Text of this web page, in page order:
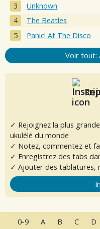
Unknown
The Beatles
Panic! At The Disco
Voir tout:
✓ Rejoignez la plus
ukulélé du monde
✓ Notez, commentez et
✓ Enregistrez des tabs
✓ Ajouter des tablatures,
0-9 A B C D